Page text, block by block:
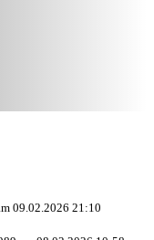
09.02.2026 21:10